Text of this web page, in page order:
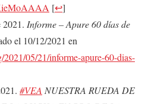
[↩]
2021. Informe – Apure 60 días de
el 10/12/2021 en
05/21/informe-apure-60-dias-
#VEA NUESTRA RUEDA DE